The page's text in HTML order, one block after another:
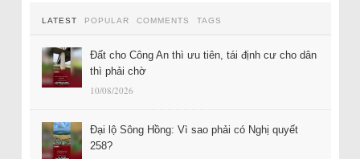
LATEST POPULAR COMMENTS TAGS
Đất cho Công An thì ưu tiên, tái định cư cho dân
thì phải chờ
10/08/2026
Đại lộ Sông Hồng: Vì sao phải có Nghị quyết
258?